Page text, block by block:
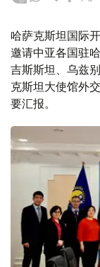
哈萨克斯坦国际
邀请中亚各国驻
吉斯斯坦、乌兹
克斯坦大使馆外
要汇报。